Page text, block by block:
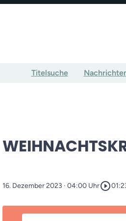
Titelsuche
16. Dezember 2023 · 04:00 Uhrplay_circle_outline